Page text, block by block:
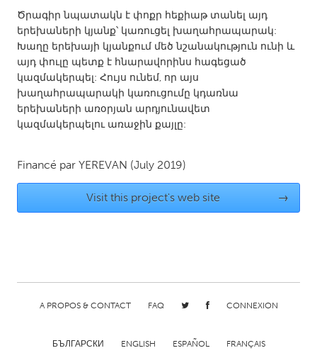
QATAR
Qatar
SINGAPORE
Singapore
UNITED KINGDOM
Glasgow
Detroit, MI
Durham, NC
Ծրագիր նպատակն է փոքր հեքիաթ տանել այդ
երեխաների կյանք՝ կառուցել խաղահրապարակ:
Խաղը երեխայի կյանքում մեծ նշանակություն ունի և
այդ փուլը պետք է հնարավորինս հագեցած
կազմակերպել: Հույս ունեմ, որ այս
խաղահրապարակի կառուցումը կդառնա
երեխաների առօրյան արդյունավետ
կազմակերպելու առաջին քայլը:
Financé par YEREVAN (July 2019)
Visit this project's web site →
A PROPOS & CONTACT FAQ CONNEXION
БЪЛГАРСКИ ENGLISH ESPAÑOL FRANÇAIS